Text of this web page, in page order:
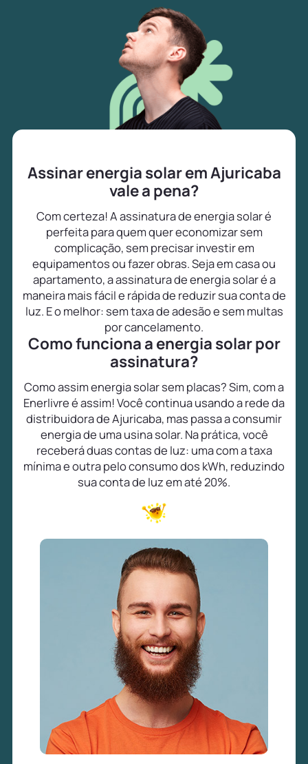
Assinar energia solar em Ajuricaba
vale a pena?
Com certeza! A assinatura de energia solar é
perfeita para quem quer economizar sem
complicação, sem precisar investir em
equipamentos ou fazer obras. Seja em casa ou
apartamento, a assinatura de energia solar é a
maneira mais fácil e rápida de reduzir sua conta de
luz. E o melhor: sem taxa de adesão e sem multas
por cancelamento.
Como funciona a energia solar por
assinatura?
Como assim energia solar sem placas? Sim, com a
Enerlivre é assim! Você continua usando a rede da
distribuidora de Ajuricaba, mas passa a consumir
energia de uma usina solar. Na prática, você
receberá duas contas de luz: uma com a taxa
mínima e outra pelo consumo dos kWh, reduzindo
sua conta de luz em até 20%.